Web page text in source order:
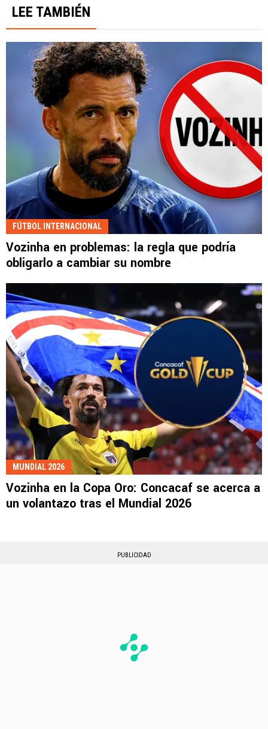
LEE TAMBIÉN
FÚTBOL INTERNACIONAL
Vozinha en problemas: la regla que podría
obligarlo a cambiar su nombre
MUNDIAL 2026
Vozinha en la Copa Oro: Concacaf se acerca a
un volantazo tras el Mundial 2026
PUBLICIDAD